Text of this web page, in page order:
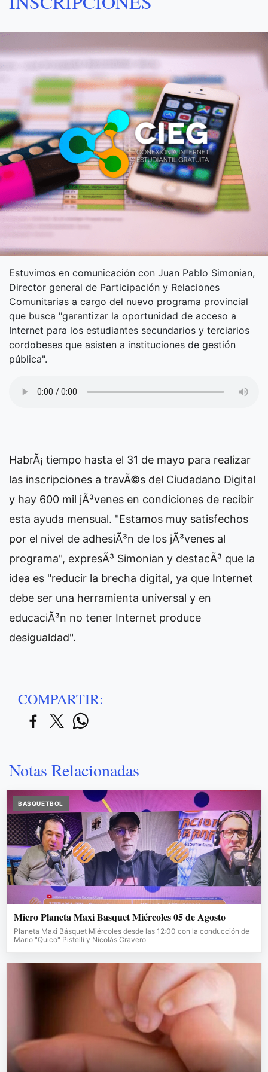
Estuvimos en comunicación con Juan Pablo Simonian,
Director general de Participación y Relaciones
Comunitarias a cargo del nuevo programa provincial
que busca "garantizar la oportunidad de acceso a
Internet para los estudiantes secundarios y terciarios
cordobeses que asisten a instituciones de gestión
pública".
HabrÃ¡ tiempo hasta el 31 de mayo para realizar
las inscripciones a travÃ©s del Ciudadano Digital
y hay 600 mil jÃ³venes en condiciones de recibir
esta ayuda mensual. "Estamos muy satisfechos
por el nivel de adhesiÃ³n de los jÃ³venes al
programa", expresÃ³ Simonian y destacÃ³ que la
idea es "reducir la brecha digital, ya que Internet
debe ser una herramienta universal y en
educaciÃ³n no tener Internet produce
desigualdad".
COMPARTIR:
Notas Relacionadas
BASQUETBOL
Micro Planeta Maxi Basquet Miércoles 05 de Agosto
Planeta Maxi Básquet Miércoles desde las 12:00 con la conducción de
Mario "Quico" Pistelli y Nicolás Cravero